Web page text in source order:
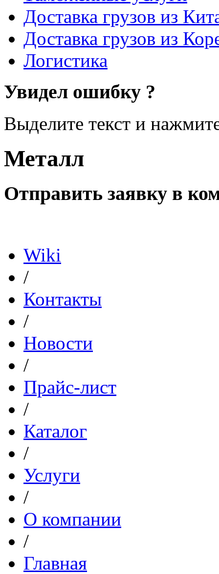
Доставка грузов из
Доставка грузов из
Логистика
Увидел ошибку ?
Выделите текст и
Металл
Отправить заявку в
Wiki
/
Контакты
/
Новости
/
Прайс-лист
/
Каталог
/
Услуги
/
О компании
/
Главная